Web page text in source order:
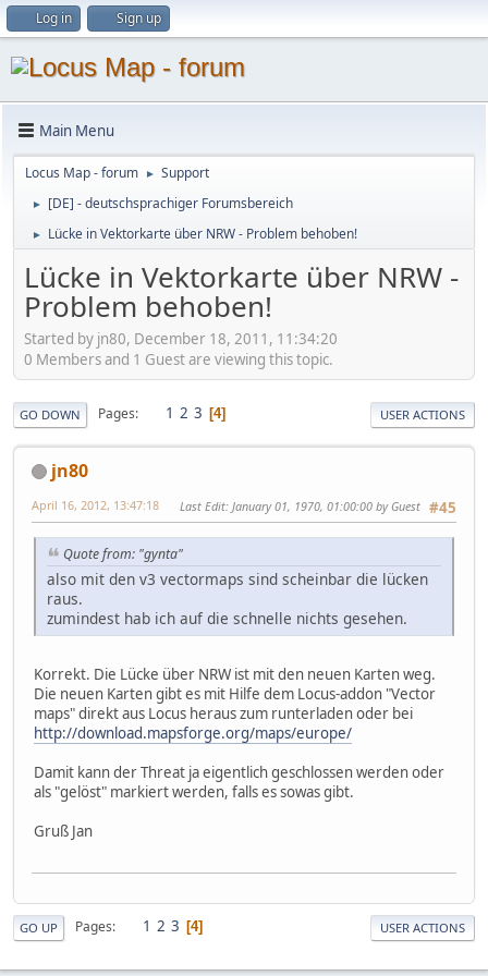
Log in Sign up
Main Menu
Locus Map - forum ► Support
► [DE] - deutschsprachiger Forumsbereich
► Lücke in Vektorkarte über NRW - Problem behoben!
Lücke in Vektorkarte über NRW -
Problem behoben!
Started by jn80, December 18, 2011, 11:34:20
0 Members and 1 Guest are viewing this topic.
GO DOWN Pages 1 2 3 4 USER ACTIONS
jn80
#45
April 16, 2012, 13:47:18 Last Edit: January 01, 1970, 01:00:00 by Guest
Quote from: "gynta"
also mit den v3 vectormaps sind scheinbar die lücken
raus.
zumindest hab ich auf die schnelle nichts gesehen.
Korrekt. Die Lücke über NRW ist mit den neuen Karten weg.
Die neuen Karten gibt es mit Hilfe dem Locus-addon "Vector
maps" direkt aus Locus heraus zum runterladen oder bei
http://download.mapsforge.org/maps/europe/
Damit kann der Threat ja eigentlich geschlossen werden oder
als "gelöst" markiert werden, falls es sowas gibt.
Gruß Jan
GO UP Pages 1 2 3 4 USER ACTIONS